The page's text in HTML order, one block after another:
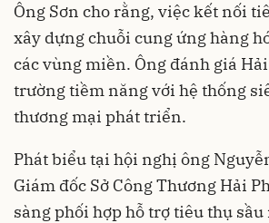
Ông Sơn cho rằng, việc kết nối
xây dựng chuỗi cung ứng hàng
các vùng miền. Ông đánh giá
trường tiềm năng với hệ thống
thương mại phát triển.
Phát biểu tại hội nghị ông
Giám đốc Sở Công Thương Hải
sàng phối hợp hỗ trợ tiêu thụ